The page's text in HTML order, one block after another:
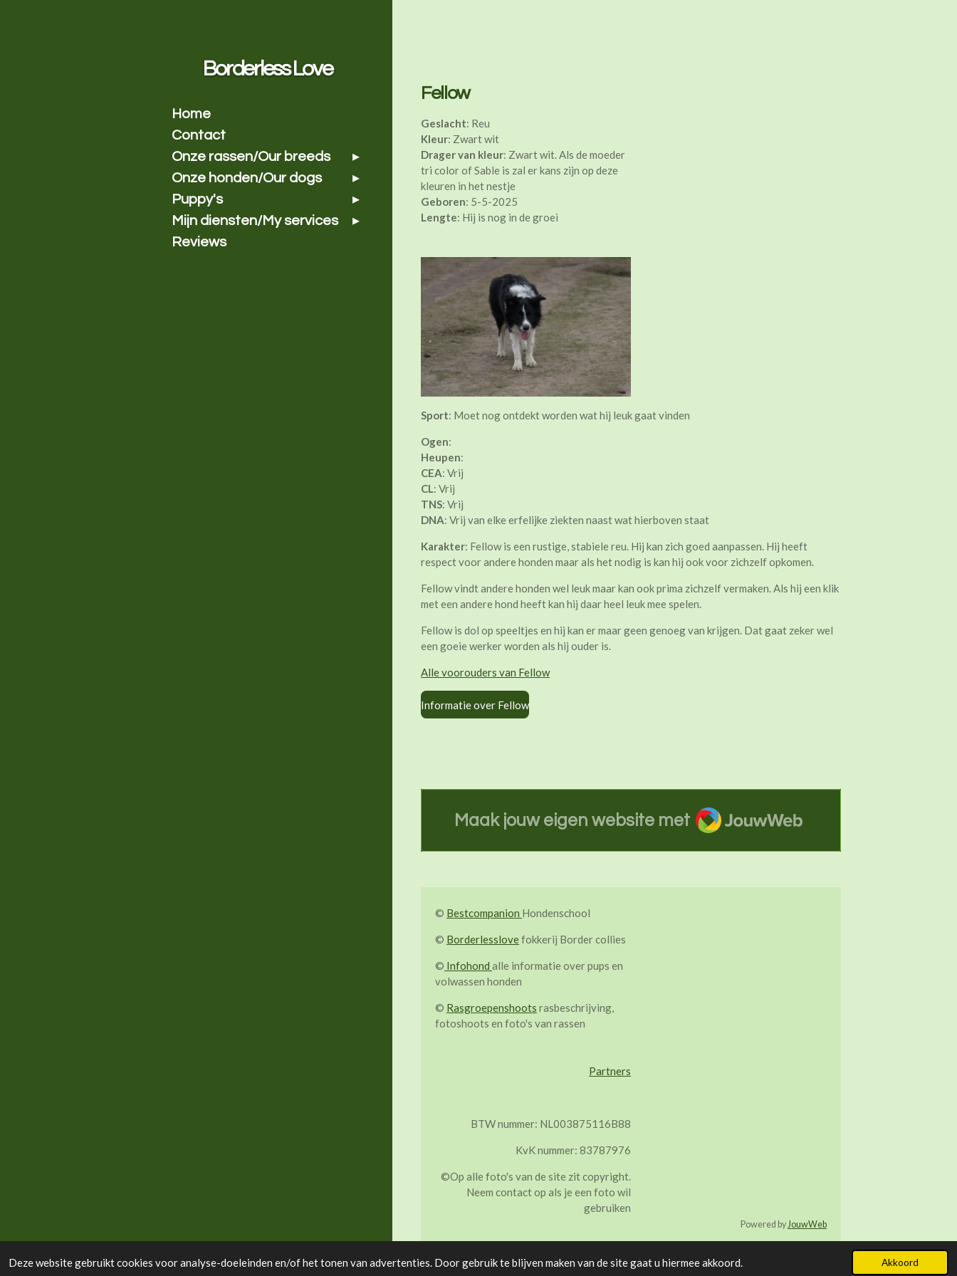
Deze website gebruikt cookies voor analyse-doeleinden en/of het tonen van advertenties. Door gebruik te blijven maken van de site gaat u hiermee akkoord. Akkoord
Fellow
Geslacht: Reu
Kleur: Zwart wit
Drager van kleur: Zwart wit. Als de moeder
tri color of Sable is zal er kans zijn op deze
kleuren in het nestje
Geboren: 5-5-2025
Lengte: Hij is nog in de groei
Sport: Moet nog ontdekt worden wat hij leuk gaat vinden
Ogen:
Heupen:
CEA: Vrij
CL: Vrij
TNS: Vrij
DNA: Vrij van elke erfelijke ziekten naast wat hierboven staat
Karakter: Fellow is een rustige, stabiele reu. Hij kan zich goed aanpassen. Hij heeft
respect voor andere honden maar als het nodig is kan hij ook voor zichzelf opkomen.
Fellow vindt andere honden wel leuk maar kan ook prima zichzelf vermaken. Als hij een klik
met een andere hond heeft kan hij daar heel leuk mee spelen.
Fellow is dol op speeltjes en hij kan er maar geen genoeg van krijgen. Dat gaat zeker wel
een goeie werker worden als hij ouder is.
Alle voorouders van Fellow
Informatie over Fellow
Maak jouw eigen website met
JouwWeb
© Bestcompanion Hondenschool
© Borderlesslovefokkerij Border collies
© Infohondalle informatie over pups en
volwassen honden
© Rasgroepenshoots rasbeschrijving,
fotoshoots en foto's van rassen
Partners
BTW nummer: NL003875116B88
KvK nummer: 83787976
©Op alle foto's van de site zit copyright.
Neem contact op als je een foto wil
gebruiken
Powered by JouwWeb
Borderless Love
Home
Contact
Onze rassen/Our breeds
Onze honden/Our dogs
Puppy's
Mijn diensten/My services
Reviews